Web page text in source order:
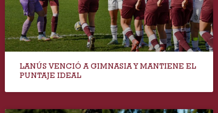
LANÚS VENCIÓ A GIMNASIA Y MANTIENE EL
PUNTAJE IDEAL